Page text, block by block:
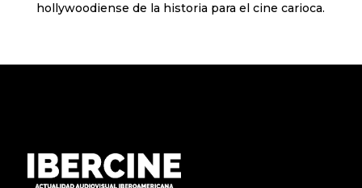
hollywoodiense de la historia para el cine carioca.